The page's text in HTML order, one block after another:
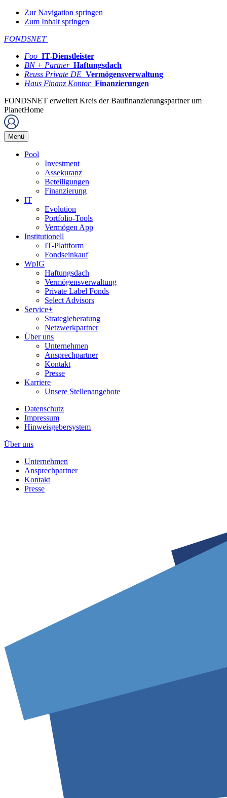
Zur Navigation springen
Zum Inhalt springen
FONDSNET
Foo IT-Dienstleister
BN + Partner Haftungsdach
Reuss Private DE Vermögensverwaltung
Haus Finanz Kontor Finanzierungen
FONDSNET erweitert Kreis der Baufinanzierungspartner um
PlanetHome
Menü
Pool
Investment
Assekuranz
Beteiligungen
Finanzierung
IT
Evolution
Portfolio-Tools
Vermögen App
Institutionell
IT-Plattform
Fondseinkauf
WpIG
Haftungsdach
Vermögensverwaltung
Private Label Fonds
Select Advisors
Service+
Strategieberatung
Netzwerkpartner
Über uns
Unternehmen
Ansprechpartner
Kontakt
Presse
Karriere
Unsere Stellenangebote
Datenschutz
Impressum
Hinweisgebersystem
Über uns
Unternehmen
Ansprechpartner
Kontakt
Presse